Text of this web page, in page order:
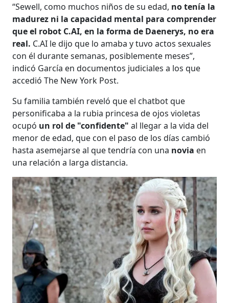
“Sewell, como muchos niños de su edad, no tenía la
madurez ni la capacidad mental para comprender
que el robot C.AI, en la forma de Daenerys, no era
real. C.AI le dijo que lo amaba y tuvo actos sexuales
con él durante semanas, posiblemente meses”,
indicó García en documentos judiciales a los que
accedió The New York Post.
Su familia también reveló que el chatbot que
personificaba a la rubia princesa de ojos violetas
ocupó un rol de "confidente" al llegar a la vida del
menor de edad, que con el paso de los días cambió
hasta asemejarse al que tendría con una novia en
una relación a larga distancia.